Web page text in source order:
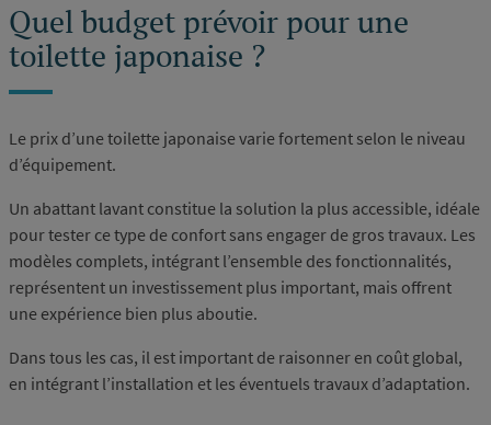
Quel budget prévoir pour une
toilette japonaise ?
Le prix d’une toilette japonaise varie fortement selon le niveau
d’équipement.
Un abattant lavant constitue la solution la plus accessible, idéale
pour tester ce type de confort sans engager de gros travaux. Les
modèles complets, intégrant l’ensemble des fonctionnalités,
représentent un investissement plus important, mais offrent
une expérience bien plus aboutie.
Dans tous les cas, il est important de raisonner en coût global,
en intégrant l’installation et les éventuels travaux d’adaptation.